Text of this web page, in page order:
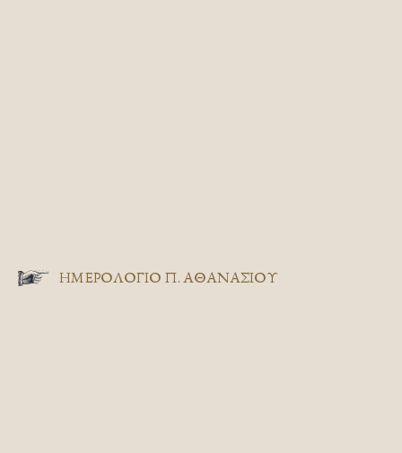
ΗΜΕΡΟΛΟΓΙΟ Π. ΑΘΑΝΑΣΙΟΥ